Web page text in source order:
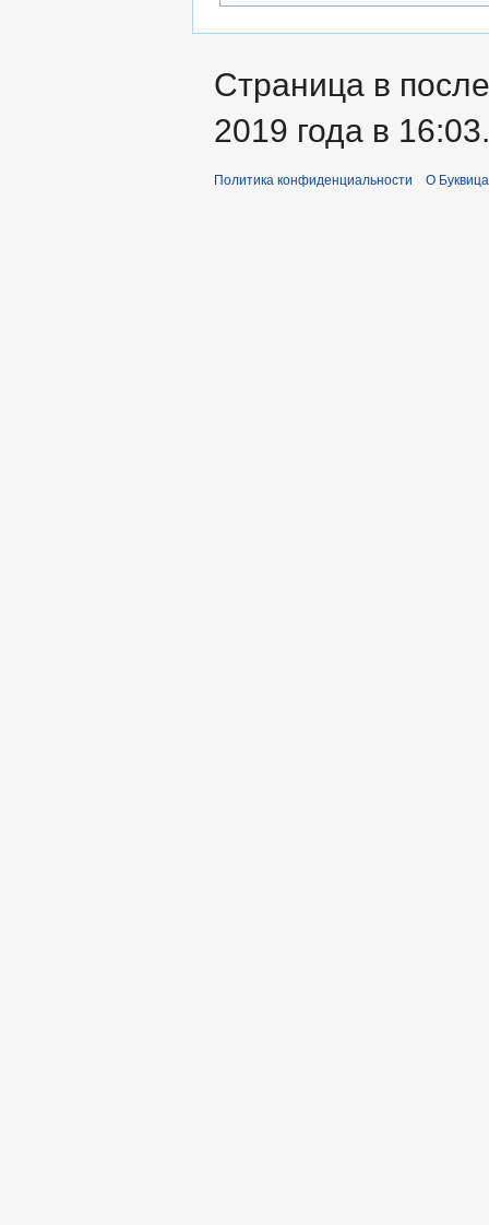
Страница в
2019 года в 16:03.
Политика конфиденциальности О Буквица